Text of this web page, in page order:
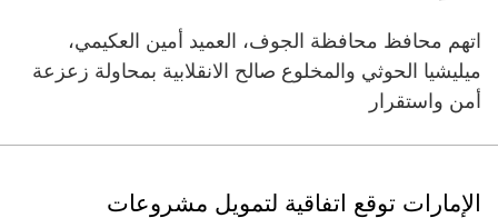
اتهم محافظ محافظة الجوف، العميد أمين العكيمي،
ميليشيا الحوثي والمخلوع صالح الانقلابية بمحاولة زعزعة
أمن واستقرار
الإمارات توقع اتفاقية لتمويل مشروعات